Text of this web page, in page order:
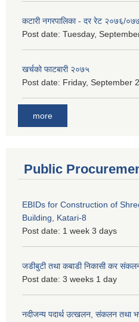
कटारी नगरपालिका - दर रेट २०७६/
Post date: Tuesday,
खर्चको फाटबारी २०७५
Post date: Friday, September
more
Public
EBIDs for Construction of
Building, Katari-8
Post date: 1 week 3 days
जडीबुटी तथा कबाडी निकासी कर
Post date: 3 weeks 1 day
नदीजन्य पदार्थ उत्खलन, संकलन तथा